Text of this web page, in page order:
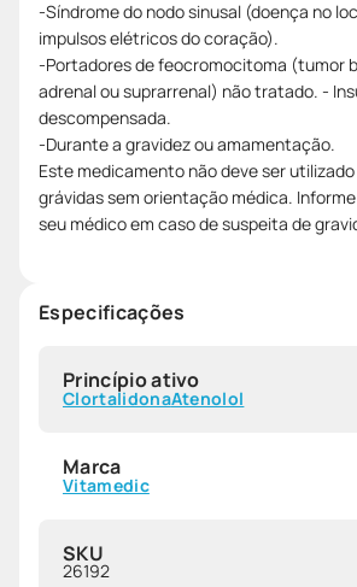
-Síndrome do nodo sinusal (doença no
impulsos elétricos do coração).
-Portadores de feocromocitoma (tumor
adrenal ou suprarrenal) não tratado. -
descompensada.
-Durante a gravidez ou amamentação.
Este medicamento não deve ser
grávidas sem orientação médica.
seu médico em caso de suspeita de
Especificações
Princípio ativo
ClortalidonaAtenolol
Marca
Vitamedic
SKU
26192